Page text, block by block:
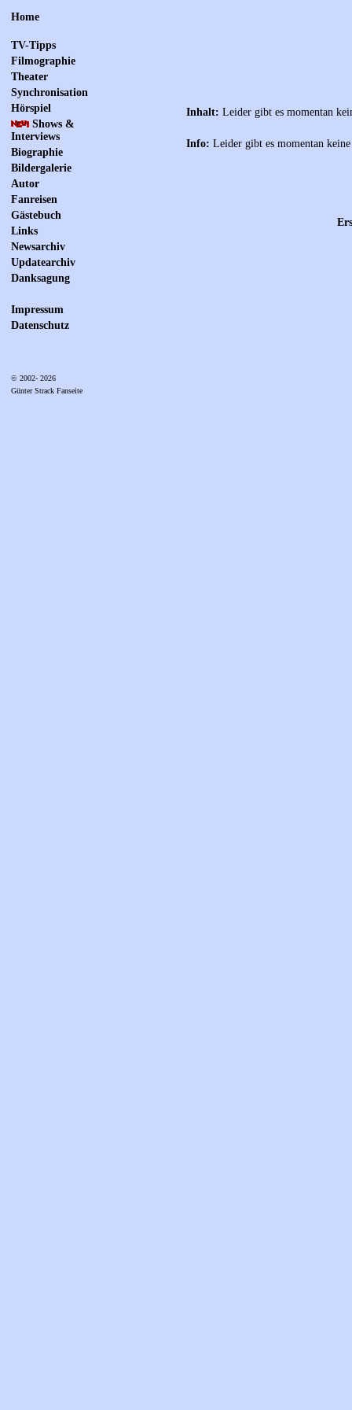
Home
TV-Tipps
Filmographie
Theater
Synchronisation
Hörspiel
Shows &
Interviews
Biographie
Bildergalerie
Autor
Fanreisen
Gästebuch
Links
Newsarchiv
Updatearchiv
Danksagung
Impressum
Datenschutz
© 2002- 2026
Günter Strack Fanseite
Inhalt: Leider gibt es momentan
Info: Leider gibt es momentan